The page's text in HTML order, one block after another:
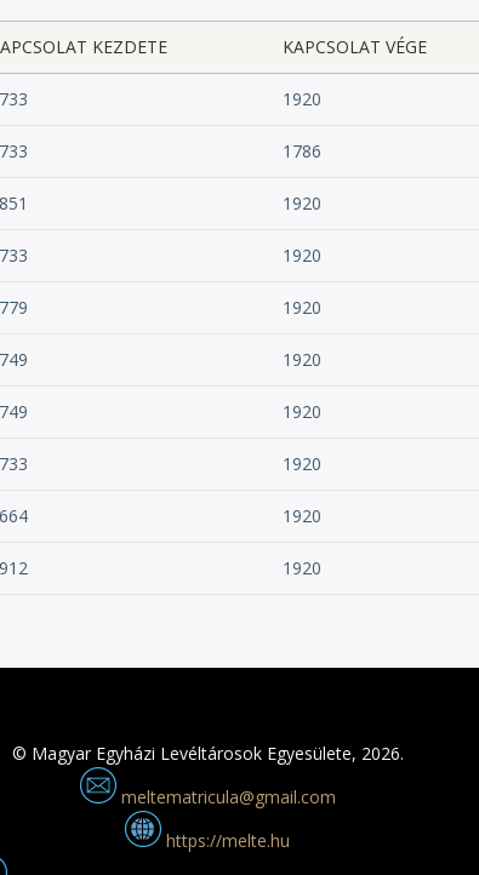
KEZDETE KAPCSOLAT VÉGE
1920
1786
1920
1920
1920
1920
1920
1920
1920
1920
© Magyar Egyházi Levéltárosok Egyesülete, 2026.
meltematricula@gmail.com
https://melte.hu